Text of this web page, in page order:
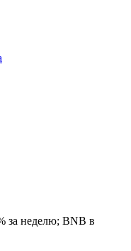
за неделю; BNB в